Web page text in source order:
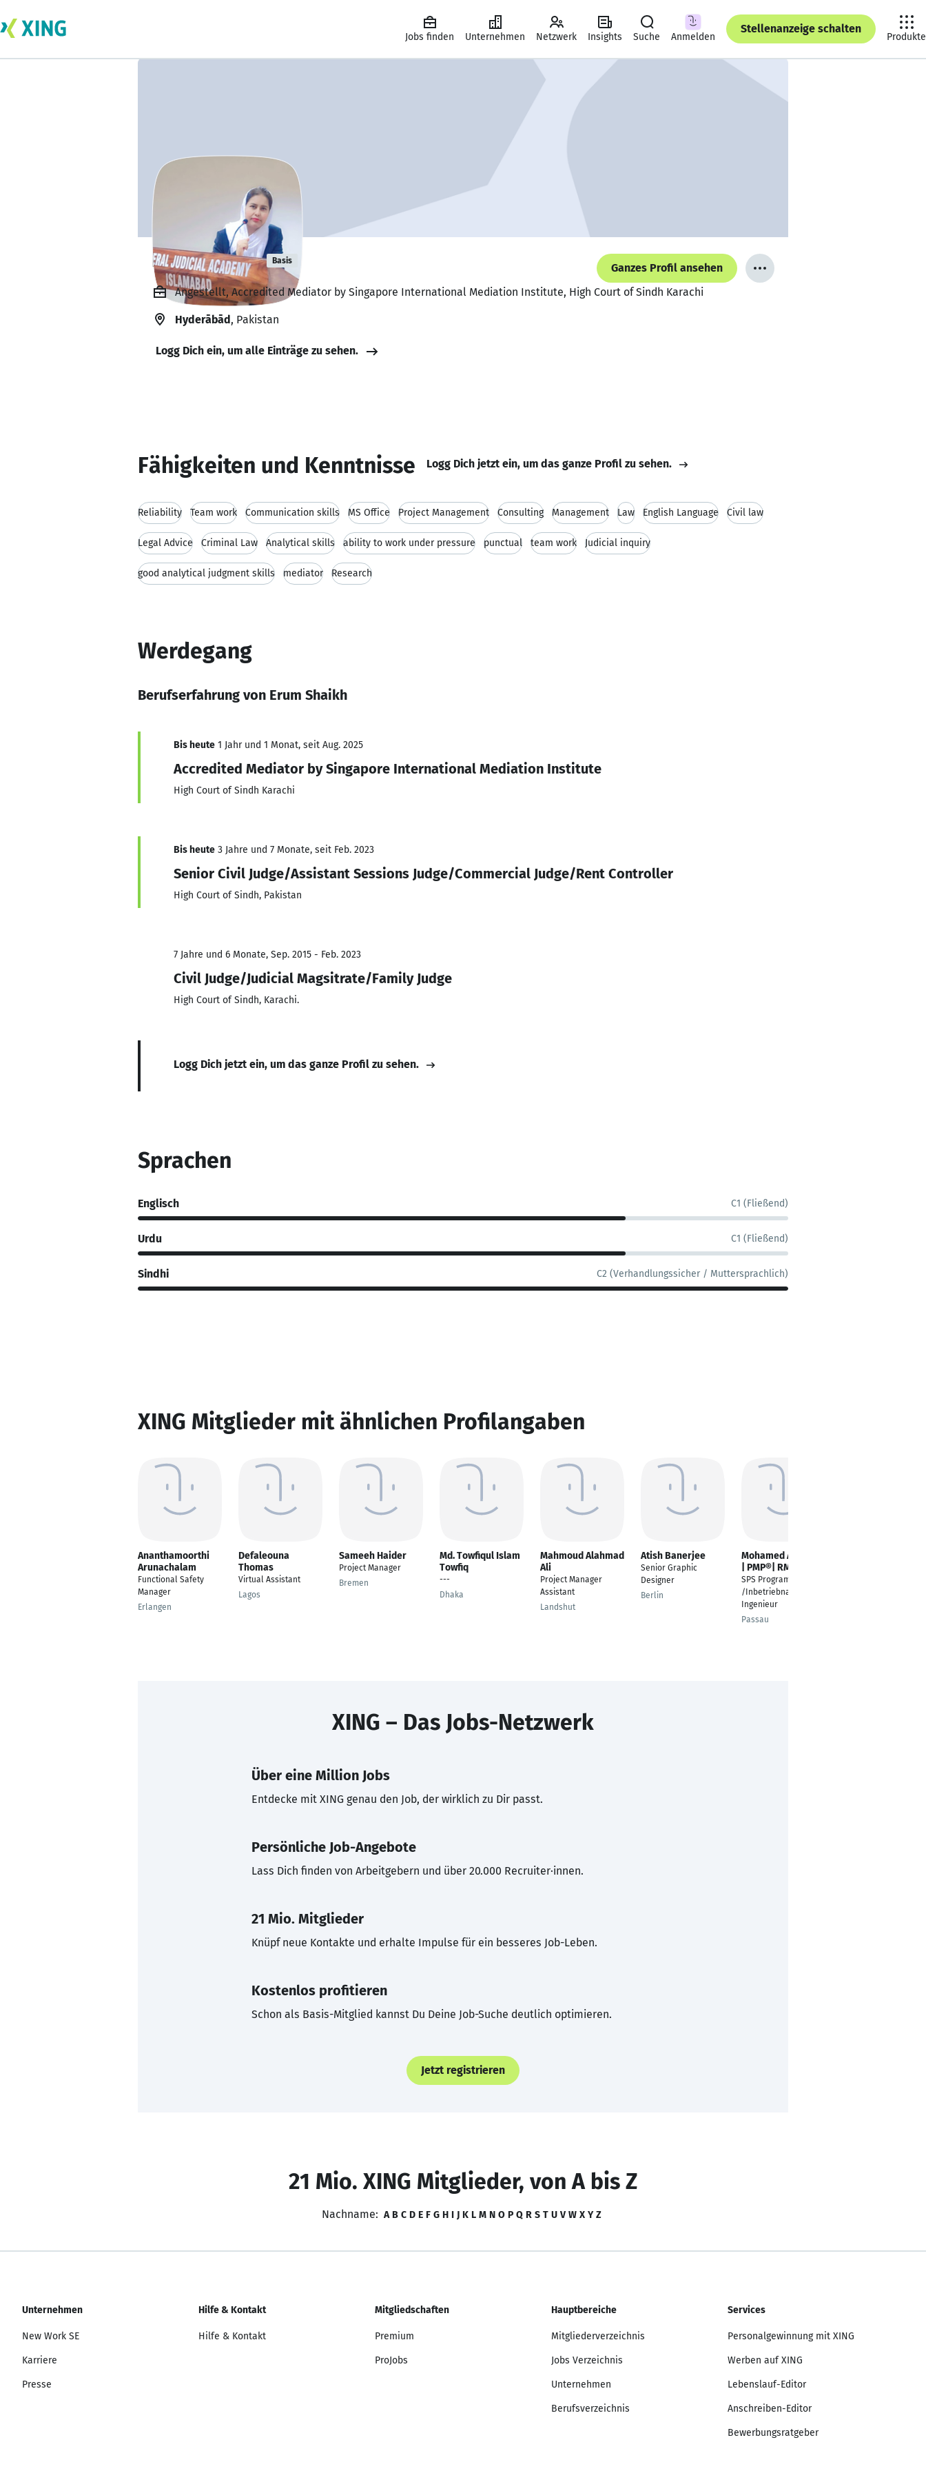
Jobs finden Unternehmen Netzwerk Insights Suche Anmelden
Stellenanzeige schalten
Produkte
Erum Shaikh Basis
Ganzes Profil ansehen
Angestellt, Accredited Mediator by Singapore International Mediation Institute, High Court of Sindh Karachi
Hyderābād, Pakistan
Logg Dich ein, um alle Einträge zu sehen.
Fähigkeiten und Kenntnisse Logg Dich jetzt ein, um das ganze Profil zu sehen.
Reliability Team work Communication skills MS Office Project Management Consulting Management Law English Language Civil law
Legal Advice Criminal Law Analytical skills ability to work under pressure punctual team work Judicial inquiry
good analytical judgment skills mediator Research
Werdegang
Berufserfahrung von Erum Shaikh
Bis heute 1 Jahr und 1 Monat, seit Aug. 2025
Accredited Mediator by Singapore International Mediation Institute
High Court of Sindh Karachi
Bis heute 3 Jahre und 7 Monate, seit Feb. 2023
Senior Civil Judge/Assistant Sessions Judge/Commercial Judge/Rent Controller
High Court of Sindh, Pakistan
7 Jahre und 6 Monate, Sep. 2015 - Feb. 2023
Civil Judge/Judicial Magsitrate/Family Judge
High Court of Sindh, Karachi.
Logg Dich jetzt ein, um das ganze Profil zu sehen.
Sprachen
Englisch C1 (Fließend)
Urdu C1 (Fließend)
Sindhi C2 (Verhandlungssicher / Muttersprachlich)
XING Mitglieder mit ähnlichen Profilangaben
Ananthamoorthi
Arunachalam
Functional Safety
Manager
Erlangen
Defaleouna
Thomas
Virtual Assistant
Lagos
Sameeh Haider
Project Manager
Bremen
Md. Towfiqul Islam
Towfiq
---
Dhaka
Mahmoud Alahmad
Ali
Project Manager
Assistant
Landshut
Atish Banerjee
Senior Graphic
Designer
Berlin
Mohamed Ali B.Sc.
| PMP®| RMP®
SPS Programmierung
/Inbetriebnahme
Ingenieur
Passau
XING – Das Jobs-Netzwerk
Über eine Million Jobs
Entdecke mit XING genau den Job, der wirklich zu Dir passt.
Persönliche Job-Angebote
Lass Dich finden von Arbeitgebern und über 20.000 Recruiter·innen.
21 Mio. Mitglieder
Knüpf neue Kontakte und erhalte Impulse für ein besseres Job-Leben.
Kostenlos profitieren
Schon als Basis-Mitglied kannst Du Deine Job-Suche deutlich optimieren.
Jetzt registrieren
21 Mio. XING Mitglieder, von A bis Z
Nachname: A B C D E F G H I J K L M N O P Q R S T U V W X Y Z
Unternehmen
New Work SE
Karriere
Presse
Hilfe & Kontakt
Hilfe & Kontakt
Mitgliedschaften
Premium
ProJobs
Hauptbereiche
Mitgliederverzeichnis
Jobs Verzeichnis
Unternehmen
Berufsverzeichnis
Services
Personalgewinnung mit XING
Werben auf XING
Lebenslauf-Editor
Anschreiben-Editor
Bewerbungsratgeber